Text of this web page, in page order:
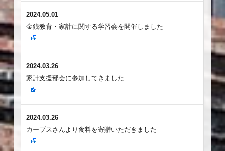
2024.05.01
金銭教育・家計に関する学習会を開催しました
2024.03.26
家計支援部会に参加してきました
2024.03.26
カーブスさんより食料を寄贈いただきました